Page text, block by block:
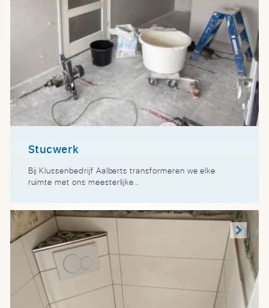
Stucwerk
Bij Klussenbedrijf Aalberts transformeren we elke
ruimte met ons meesterlijke…